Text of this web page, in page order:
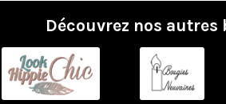
Découvrez nos autres